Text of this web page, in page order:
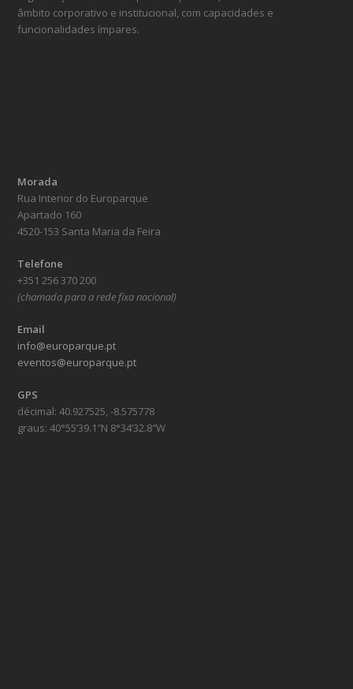
âmbito corporativo e institucional, com capacidades e
funcionalidades ímpares.
Morada
Rua Interior do Europarque
Apartado 160
4520-153 Santa Maria da Feira
Telefone
+351 256 370 200
(chamada para a rede fixa nacional)
Email
info@europarque.pt
eventos@europarque.pt
GPS
décimal: 40.927525, -8.575778
graus: 40°55’39.1″N 8°34’32.8″W